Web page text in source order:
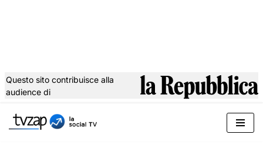
al
Questo sito contribuisce alla
audience di